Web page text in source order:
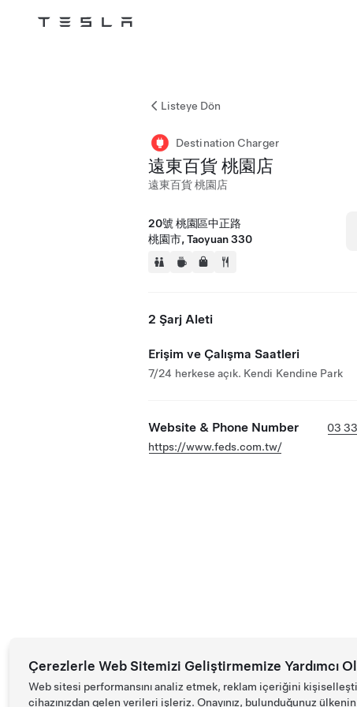
Tesla
Listeye Dön
Destination Charger
遠東百貨 桃園店
遠東百貨 桃園店
20號 桃園區中正路
桃園市, Taoyuan 330
2 Şarj Aleti
Erişim ve Çalışma Saatleri
7/24 herkese açık. Kendi Kendine Park
Website & Phone Number
03
https://www.feds.com.tw/
Çerezlerle Web Sitemizi Geliştirmemize Yardımcı
Web sitesi performansını analiz etmek, reklam içeriğini
cihazınızdan gelen verileri işleriz. Onayınız, bulunduğunuz